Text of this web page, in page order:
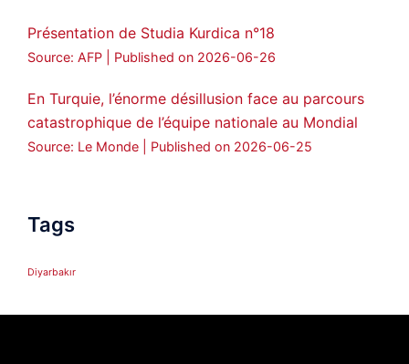
Présentation de Studia Kurdica n°18
Source: AFP Published on 2026-06-26
En Turquie, l’énorme désillusion face au parcours
catastrophique de l’équipe nationale au Mondial
Source: Le Monde Published on 2026-06-25
Tags
Diyarbakır